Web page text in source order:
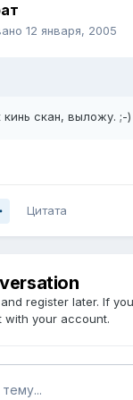
12 января, 2005
кинь скан, выложу. ;-)
Цитата
register later. If
with your account.